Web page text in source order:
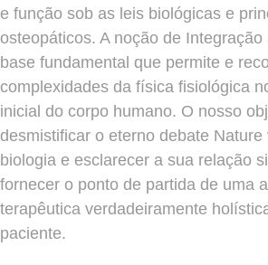
e função sob as leis biológicas e
osteopáticos. A noção de
base fundamental que permite e
complexidades da física fisiológica
inicial do corpo humano. O nosso
desmistificar o eterno debate Nature
biologia e esclarecer a sua relação
fornecer o ponto de partida de uma
terapêutica verdadeiramente
paciente.